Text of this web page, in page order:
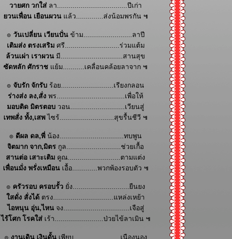
วายศก วกใส่ ลา....................................ปีเก่า
วนเพื่อน เยือนผวน ล้ว..............ส่งน้อมพรกัน ๚
๏ วันเปลี่ยน เวียนปั่น ข้าม.........................ลาปี
เติมส่ง ตรงเสริมศรี............................ร่วมแต้ม
ล้วนเผ่า เราผวน มี................................สานสุข
ซัดหลัก ศักราช ้ม...........เคลื่อนคล้อยลาจาก ๚
๏ จับรัก จักรับ ร้อย...........................เรียงกลอน
ร่างส่ง ลง,สั่ง พร...................................เพื่อให้
มอบติด มิตรตอบ วอน............................เวียนสู่
เทพสั่ง ทั้ง,เสพไซร้............................สุขรื้นชีวี ๚
๏ ดีผล ดล,พี่ น้อง.................................ทบพูน
จิตมาก จาก,มิตร กูล............................ช่วยเกื้อ
สานต่อ เสาะเติม คูณ...........................ตามแต่ง
เพื่อนมั่ง พรั่งเหมือน เอื้อ.............พวกพ้องรอบตัว ๚
๏ ครัวรอบ ครอบรั้วั่ง.............................ยืนยง
สดั่ง สั่งได้ ตรง...............................แหล่งเหย้า
ไอหนุน อุ่น,ไหนจง..................................เจือสู่
ไร้โศก โรคใส่เร้า.........................ป่วยไข้ลาเมิน ๚
๏ งานเดิน เงินดั้น เพียบ........................เนืองนอง